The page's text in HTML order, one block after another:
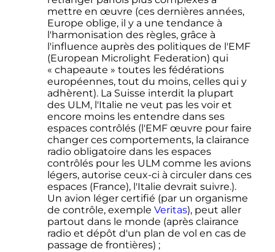
mettre en œuvre (ces dernières années,
Europe oblige, il y a une tendance à
l'harmonisation des règles, grâce à
l'influence auprès des politiques de l'EMF
(European Microlight Federation) qui
« chapeaute » toutes les fédérations
européennes, tout du moins, celles qui y
adhèrent). La Suisse interdit la plupart
des ULM, l'Italie ne veut pas les voir et
encore moins les entendre dans ses
espaces contrôlés (l'EMF œuvre pour faire
changer ces comportements, la clairance
radio obligatoire dans les espaces
contrôlés pour les ULM comme les avions
légers, autorise ceux-ci à circuler dans ces
espaces (France), l'Italie devrait suivre.).
Un avion léger certifié (par un organisme
de contrôle, exemple Veritas), peut aller
partout dans le monde (après clairance
radio et dépôt d'un plan de vol en cas de
passage de frontières) ;